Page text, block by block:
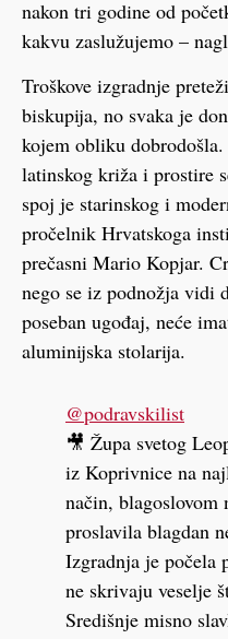
nakon tri godine od
kakvu zaslužujemo –
Troškove izgradnje
biskupija, no svaka je
kojem obliku
latinskog križa i prostire
spoj je starinskog i
pročelnik Hrvatskoga
prečasni Mario Kopjar.
nego se iz podnožja vidi
poseban ugođaj, neće
aluminijska stolarija.
@podravskilist
🎥 Župa svetog
iz Koprivnice na
način, blagoslovom
proslavila blagdan
Izgradnja je
ne skrivaju veselje
Središnje misno